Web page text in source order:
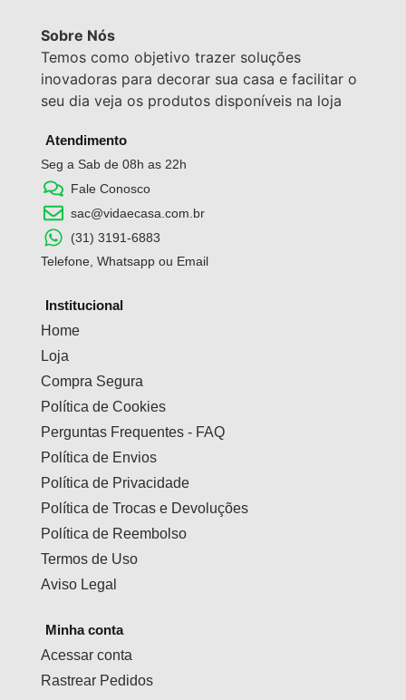
Sobre Nós
Temos como objetivo trazer soluções
inovadoras para decorar sua casa e facilitar o
seu dia veja os produtos disponíveis na loja
Atendimento
Seg a Sab de 08h as 22h
Fale Conosco
sac@vidaecasa.com.br
(31) 3191-6883
Telefone, Whatsapp ou Email
Institucional
Home
Loja
Compra Segura
Política de Cookies
Perguntas Frequentes - FAQ
Política de Envios
Política de Privacidade
Política de Trocas e Devoluções
Política de Reembolso
Termos de Uso
Aviso Legal
Minha conta
Acessar conta
Rastrear Pedidos